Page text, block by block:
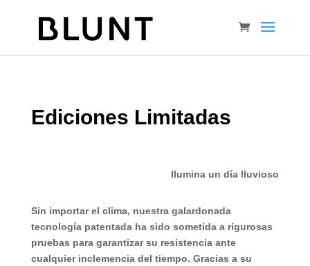
Ediciones Limitadas
Ilumina un día lluvioso
Sin importar el clima, nuestra galardonada
tecnología patentada ha sido sometida a rigurosas
pruebas para garantizar su resistencia ante
cualquier inclemencia del tiempo. Gracias a su